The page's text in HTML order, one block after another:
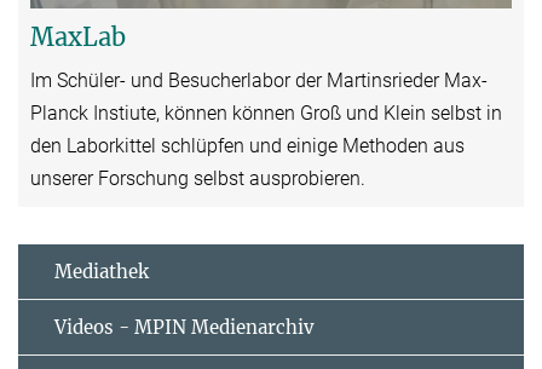
MaxLab
Im Schüler- und Besucherlabor der Martinsrieder Max-
Planck Instiute, können können Groß und Klein selbst in
den Laborkittel schlüpfen und einige Methoden aus
unserer Forschung selbst ausprobieren.
Mediathek
Videos - MPIN Medienarchiv